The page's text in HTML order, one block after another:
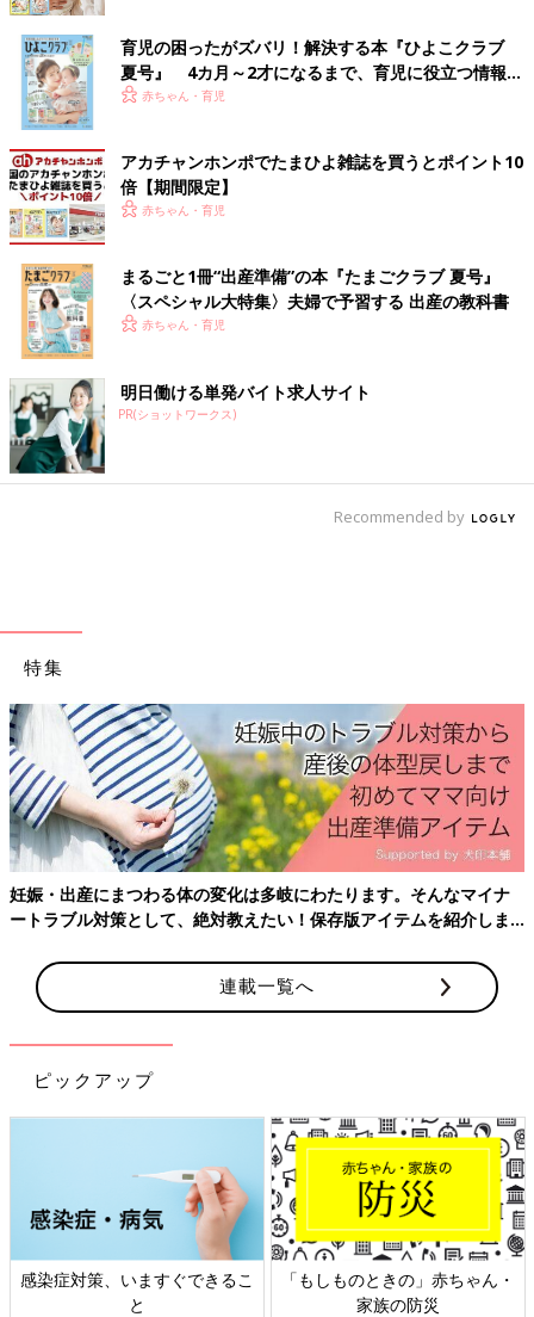
当センターでの勤務が決まり、再会したんです。当センターでの
主治医は塩田曜子先生でしたが、わかちゃんとのご縁を感じまし
た。
わかちゃんが亡くなったことは非常に残念で、小児がんの治療・
研究のさらなる進歩の必要性を痛感しています。
病室でいつもニコニコ絵を描いていたわかちゃん。
似顔絵を描いてくれたことも
『ビーズのおともだち』の原作。わかちゃんが描いた絵を優子さんが手作りで冊子
にしました。（写真提供／大西優子さん）
――わかちゃんは入院中も病室でよく絵を描いていたとか。
米田 わかちゃんはいつもニコニコしていて、病室で楽しそうに
絵を描いている姿を覚えています。私の似顔絵を描いてくれたり
もしました。
出版された絵本『ビーズのおともだち』 は、もちろん読ませて
る作品だと思います。
また、この絵本の原作となる、優子さんが作った手作りの絵本も
「みんなで小児がん患者を支える」。そのテーマに
キラちゃんが最適だった
育児の困ったがズバリ！解決する本『ひよこクラブ
夏号』 4カ月～2才になるまで、育児に役立つ情報が
いっぱい！
赤ちゃん・育児
アカチャンホンポでたまひよ雑誌を買うとポイント10
倍【期間限定】
赤ちゃん・育児
まるごと1冊“出産準備”の本『たまごクラブ 夏号』
〈スペシャル大特集〉夫婦で予習する 出産の教科書
赤ちゃん・育児
明日働ける単発バイト求人サイト
PR(ショットワークス)
Recommended by
特集
妊娠・出産にまつわる体の変化は多岐にわたります。そんなマイナ
ートラブル対策として、絶対教えたい！保存版アイテムを紹介しま
連載一覧へ
ピックアップ
感染症対策、いますぐできるこ
と
「もしものときの」赤ちゃん・
家族の防災